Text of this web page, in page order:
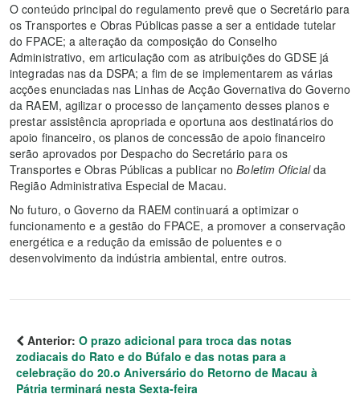
O conteúdo principal do regulamento prevê que o Secretário para
os Transportes e Obras Públicas passe a ser a entidade tutelar
do FPACE; a alteração da composição do Conselho
Administrativo, em articulação com as atribuições do GDSE já
integradas nas da DSPA; a fim de se implementarem as várias
acções enunciadas nas Linhas de Acção Governativa do Governo
da RAEM, agilizar o processo de lançamento desses planos e
prestar assistência apropriada e oportuna aos destinatários do
apoio financeiro, os planos de concessão de apoio financeiro
serão aprovados por Despacho do Secretário para os
Transportes e Obras Públicas a publicar noBoletim Oficialda
Região Administrativa Especial de Macau.
No futuro, o Governo da RAEM continuará a optimizar o
funcionamento e a gestão do FPACE, a promover a conservação
energética e a redução da emissão de poluentes e o
desenvolvimento da indústria ambiental, entre outros.
Anterior: O prazo adicional para troca das notas
zodiacais do Rato e do Búfalo e das notas para a
celebração do 20.o Aniversário do Retorno de Macau à
Pátria terminará nesta Sexta-feira